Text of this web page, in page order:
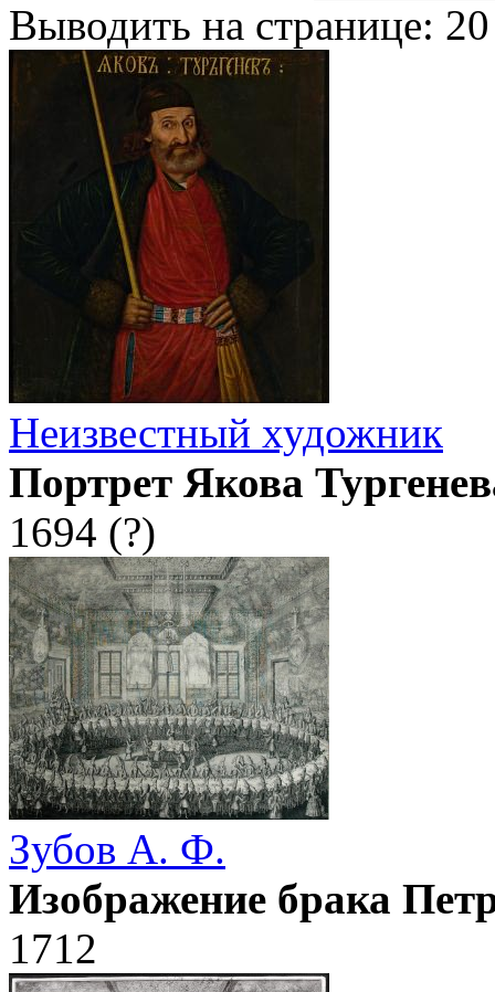
Выводить на странице: 20
Неизвестный художник
Портрет Якова
1694 (?)
Зубов А. Ф.
Изображение брака
1712